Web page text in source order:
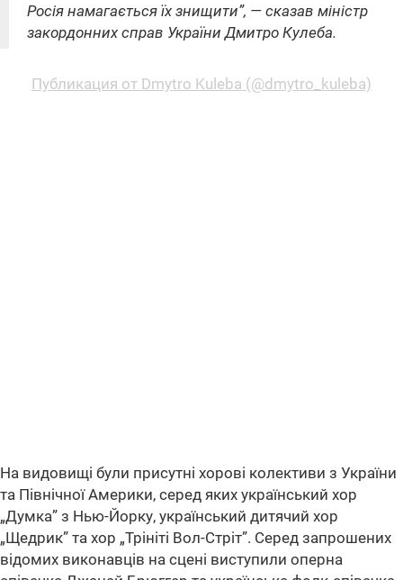
Росія намагається їх знищити”, — сказав міністр
закордонних справ України Дмитро Кулеба.
Публикация от Dmytro Kuleba (@dmytro_kuleba)
На видовищі були присутні хорові колективи з України
та Північної Америки, серед яких український хор
„Думка” з Нью-Йорку, український дитячий хор
„Щедрик” та хор „Трініті Вол-Стріт”. Серед запрошених
відомих виконавців на сцені виступили оперна